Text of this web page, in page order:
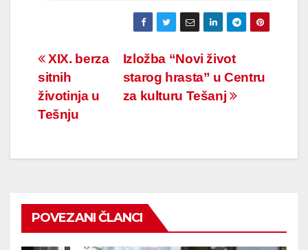
Navigacija
članaka
Izložba “Novi život
starog hrasta” u Centru
za kulturu Tešanj
XIX. berza
sitnih
životinja u
Tešnju
POVEZANI ČLANCI